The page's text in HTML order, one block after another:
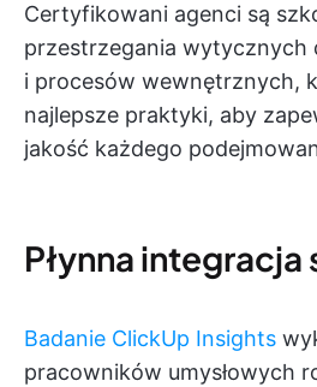
Certyfikowani agenci są
przestrzegania wytycznych
i procesów wewnętrznych,
najlepsze praktyki, aby
jakość każdego
Płynna
Badanie ClickUp Insights
pracowników umysłowych